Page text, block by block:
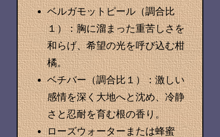
ベルガモットピール（調合比
１）：胸に溜まった重苦しさを
和らげ、希望の光を呼び込む柑
橘。
ベチバー（調合比１）：激しい
感情を深く大地へと沈め、冷静
さと忍耐を育む根の香り。
ローズウォーターまたは蜂蜜